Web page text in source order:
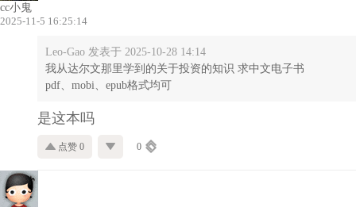
cc小鬼
2025-11-5 16:25:14
Leo-Gao 发表于 2025-10-28 14:14
我从达尔文那里学到的关于投资的知识 求中文电子书
pdf、mobi、epub格式均可
是这本吗
点赞 0 0